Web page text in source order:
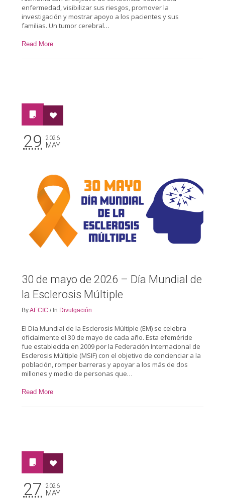
enfermedad, visibilizar sus riesgos, promover la
investigación y mostrar apoyo a los pacientes y sus
familias. Un tumor cerebral…
Read More
29 2026
MAY
30 de mayo de 2026 – Día Mundial de
la Esclerosis Múltiple
ByAECIC / In Divulgación
El Día Mundial de la Esclerosis Múltiple (EM) se celebra
oficialmente el 30 de mayo de cada año. Esta efeméride
fue establecida en 2009 por la Federación Internacional de
Esclerosis Múltiple (MSIF) con el objetivo de concienciar a la
población, romper barreras y apoyar a los más de dos
millones y medio de personas que…
Read More
27 2026
MAY